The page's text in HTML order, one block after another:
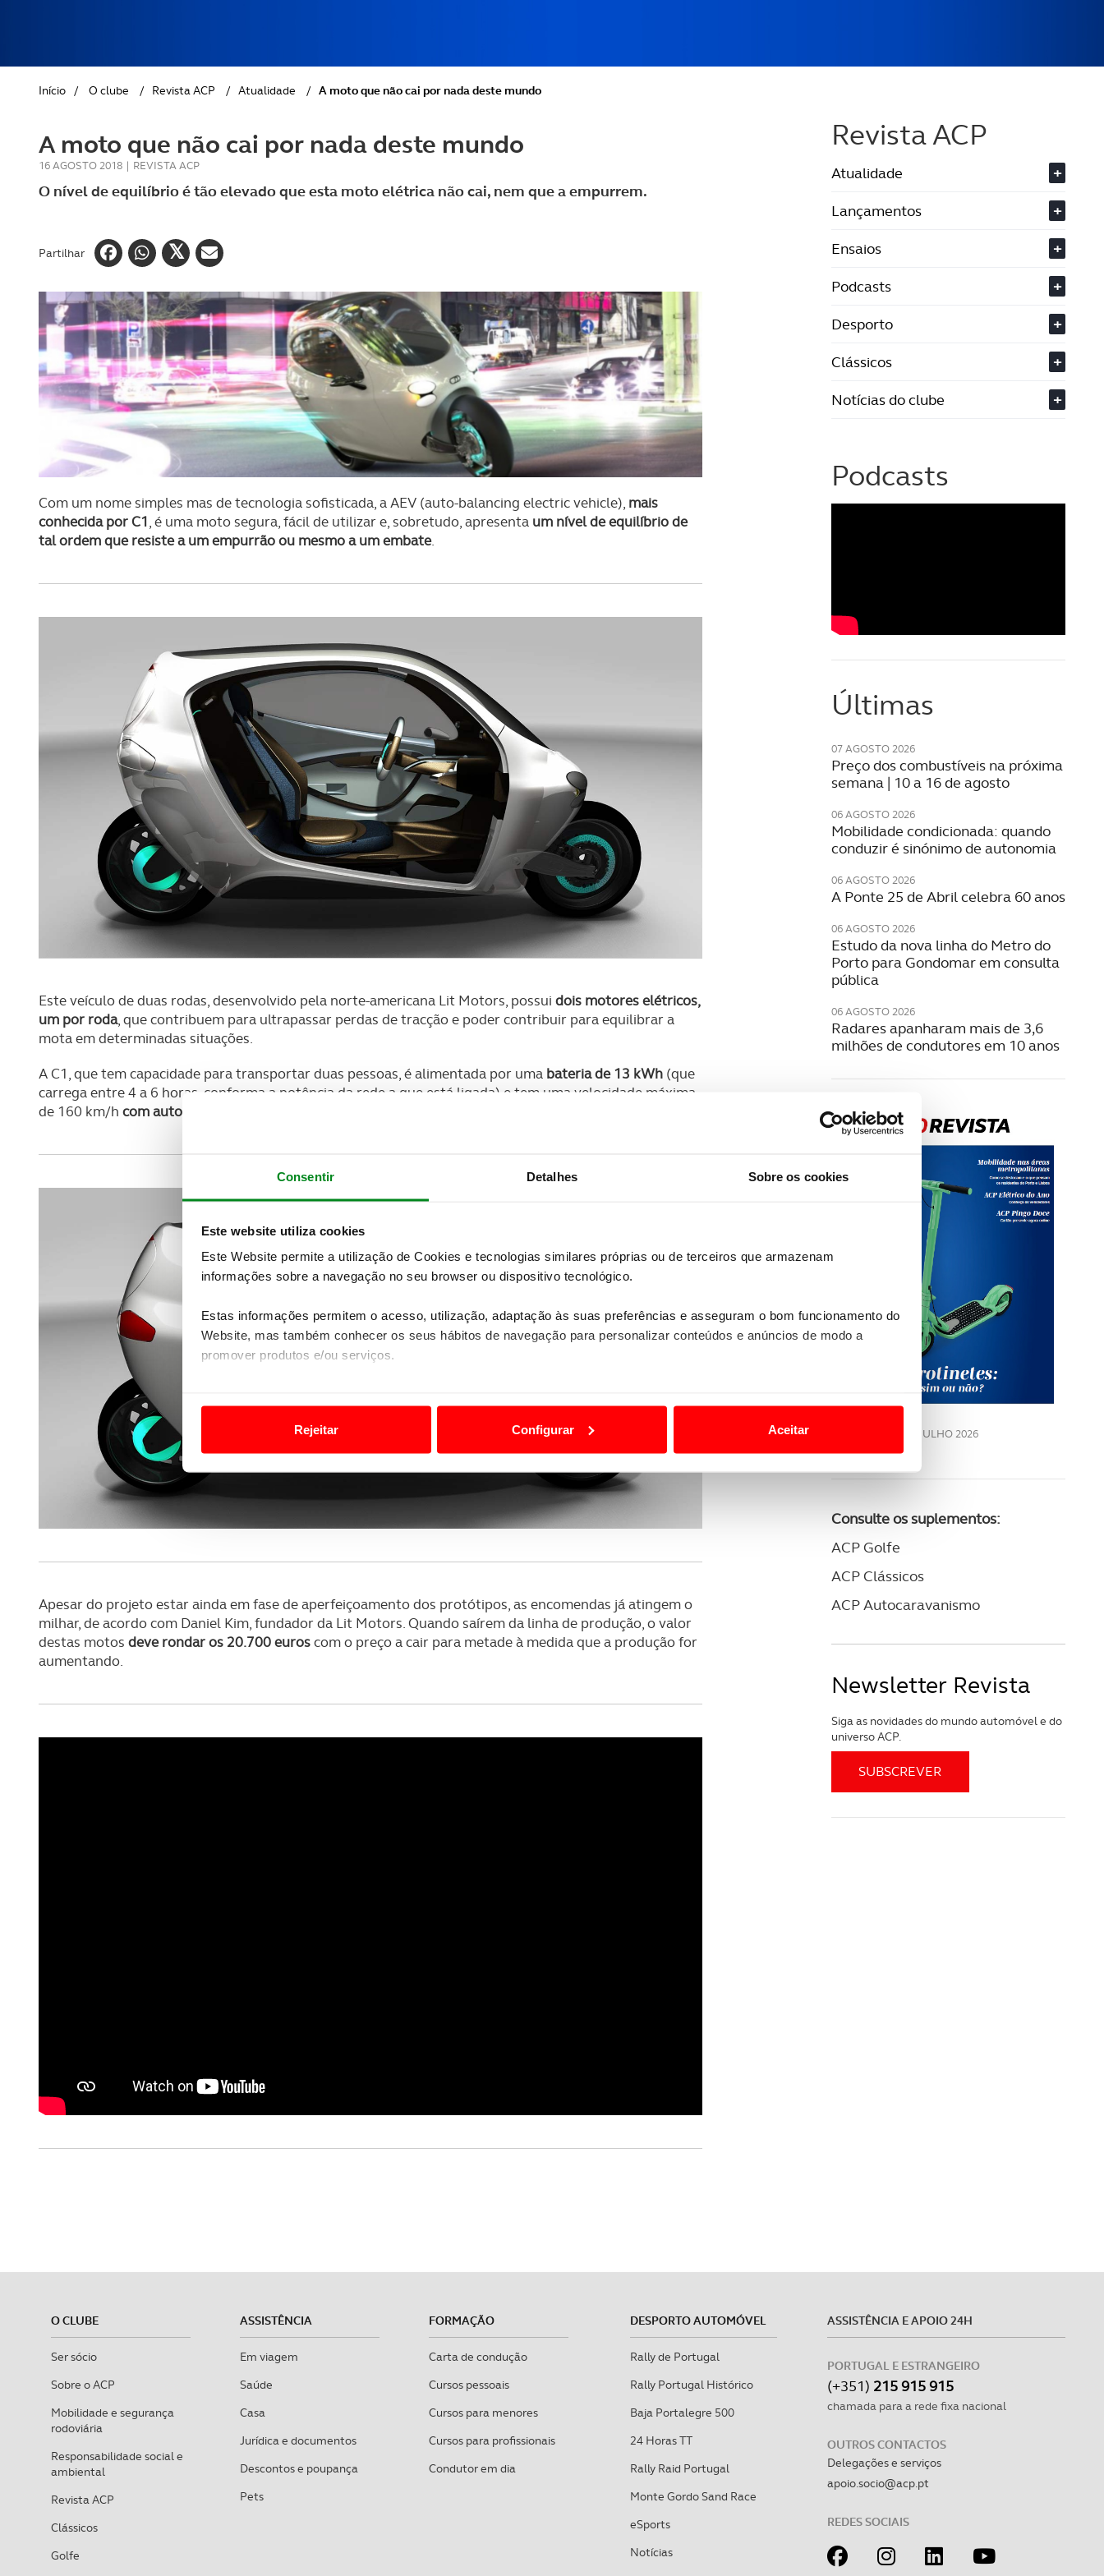
Consentir Detalhes Sobre os cookies
Este website utiliza cookies
Este Website permite a utilização de Cookies e tecnologias similares próprias ou de terceiros que armazenam
informações sobre a navegação no seu browser ou dispositivo tecnológico.
Estas informações permitem o acesso, utilização, adaptação às suas preferências e asseguram o bom funcionamento do
Website, mas também conhecer os seus hábitos de navegação para personalizar conteúdos e anúncios de modo a
promover produtos e/ou serviços.
Usamos cookies para melhorar a sua experiência digital, personalizar conteúdos e anúncios, para lhe proporcionar
funcionalidades de redes sociais, bem como para analisar dados de navegação no nosso website.
Adicionalmente partilhamos informação, relativa à sua utilização do nosso site de publicidade e de análise, com parceiros
e organizações na UE e em países terceiros.
Realçamos que o bloqueio de certo tipo de Cookies e tecnologias similares pode ter impacto na sua experiência de
navegação no Website e nos serviços disponibilizados.
Rejeitar Configurar Aceitar
GOLFE
AUTOCARAVANISMO
Início / O clube / Revista ACP / Atualidade / A moto que não cai por nada deste mundo
A moto que não cai por nada deste mundo
16 AGOSTO 2018 | REVISTA ACP
O nível de equilíbrio é tão elevado que esta moto elétrica não cai, nem que a empurrem.
Partilhar
Com um nome simples mas de tecnologia sofisticada, a AEV (auto-balancing electric vehicle), mais
conhecida por C1, é uma moto segura, fácil de utilizar e, sobretudo, apresenta um nível de equilíbrio de
tal ordem que resiste a um empurrão ou mesmo a um embate.
Este veículo de duas rodas, desenvolvido pela norte-americana Lit Motors, possui dois motores elétricos,
um por roda, que contribuem para ultrapassar perdas de tracção e poder contribuir para equilibrar a
mota em determinadas situações.
A C1, que tem capacidade para transportar duas pessoas, é alimentada por uma bateria de 13 kWh (que
carrega entre 4 a 6 horas, conforma a potência da rede a que está ligada) e tem uma velocidade máxima
de 160 km/h com autonomia de 270 km
Apesar do projeto estar ainda em fase de aperfeiçoamento dos protótipos, as encomendas já atingem o
milhar, de acordo com Daniel Kim, fundador da Lit Motors. Quando saírem da linha de produção, o valor
destas motos deve rondar os 20.700 euroscom o preço a cair para metade à medida que a produção for
aumentando.
Revista ACP
Atualidade
+
Lançamentos
+
Ensaios
+
Podcasts
+
Desporto
+
Clássicos
+
Notícias do clube
+
Podcasts
Últimas
07 AGOSTO 2026
Preço dos combustíveis na próxima
semana | 10 a 16 de agosto
06 AGOSTO 2026
Mobilidade condicionada: quando
conduzir é sinónimo de autonomia
06 AGOSTO 2026
A Ponte 25 de Abril celebra 60 anos
06 AGOSTO 2026
Estudo da nova linha do Metro do
Porto para Gondomar em consulta
pública
06 AGOSTO 2026
Radares apanharam mais de 3,6
milhões de condutores em 10 anos
JULHO 2026
Consulte os suplementos:
ACP Golfe
ACP Clássicos
ACP Autocaravanismo
Newsletter Revista
Siga as novidades do mundo automóvel e do
universo ACP.
O CLUBE
Ser sócio
Sobre o ACP
Mobilidade e segurança
rodoviária
Responsabilidade social e
ambiental
Revista ACP
Clássicos
Golfe
ASSISTÊNCIA
Em viagem
Saúde
Casa
Jurídica e documentos
Descontos e poupança
Pets
FORMAÇÃO
Carta de condução
Cursos pessoais
Cursos para menores
Cursos para profissionais
Condutor em dia
DESPORTO AUTOMÓVEL
Rally de Portugal
Rally Portugal Histórico
Baja Portalegre 500
24 Horas TT
Rally Raid Portugal
Monte Gordo Sand Race
eSports
Notícias
ASSISTÊNCIA E APOIO 24H
PORTUGAL E ESTRANGEIRO
(+351) 215 915 915
chamada para a rede fixa nacional
OUTROS CONTACTOS
Delegações e serviços
apoio.socio@acp.pt
REDES SOCIAIS